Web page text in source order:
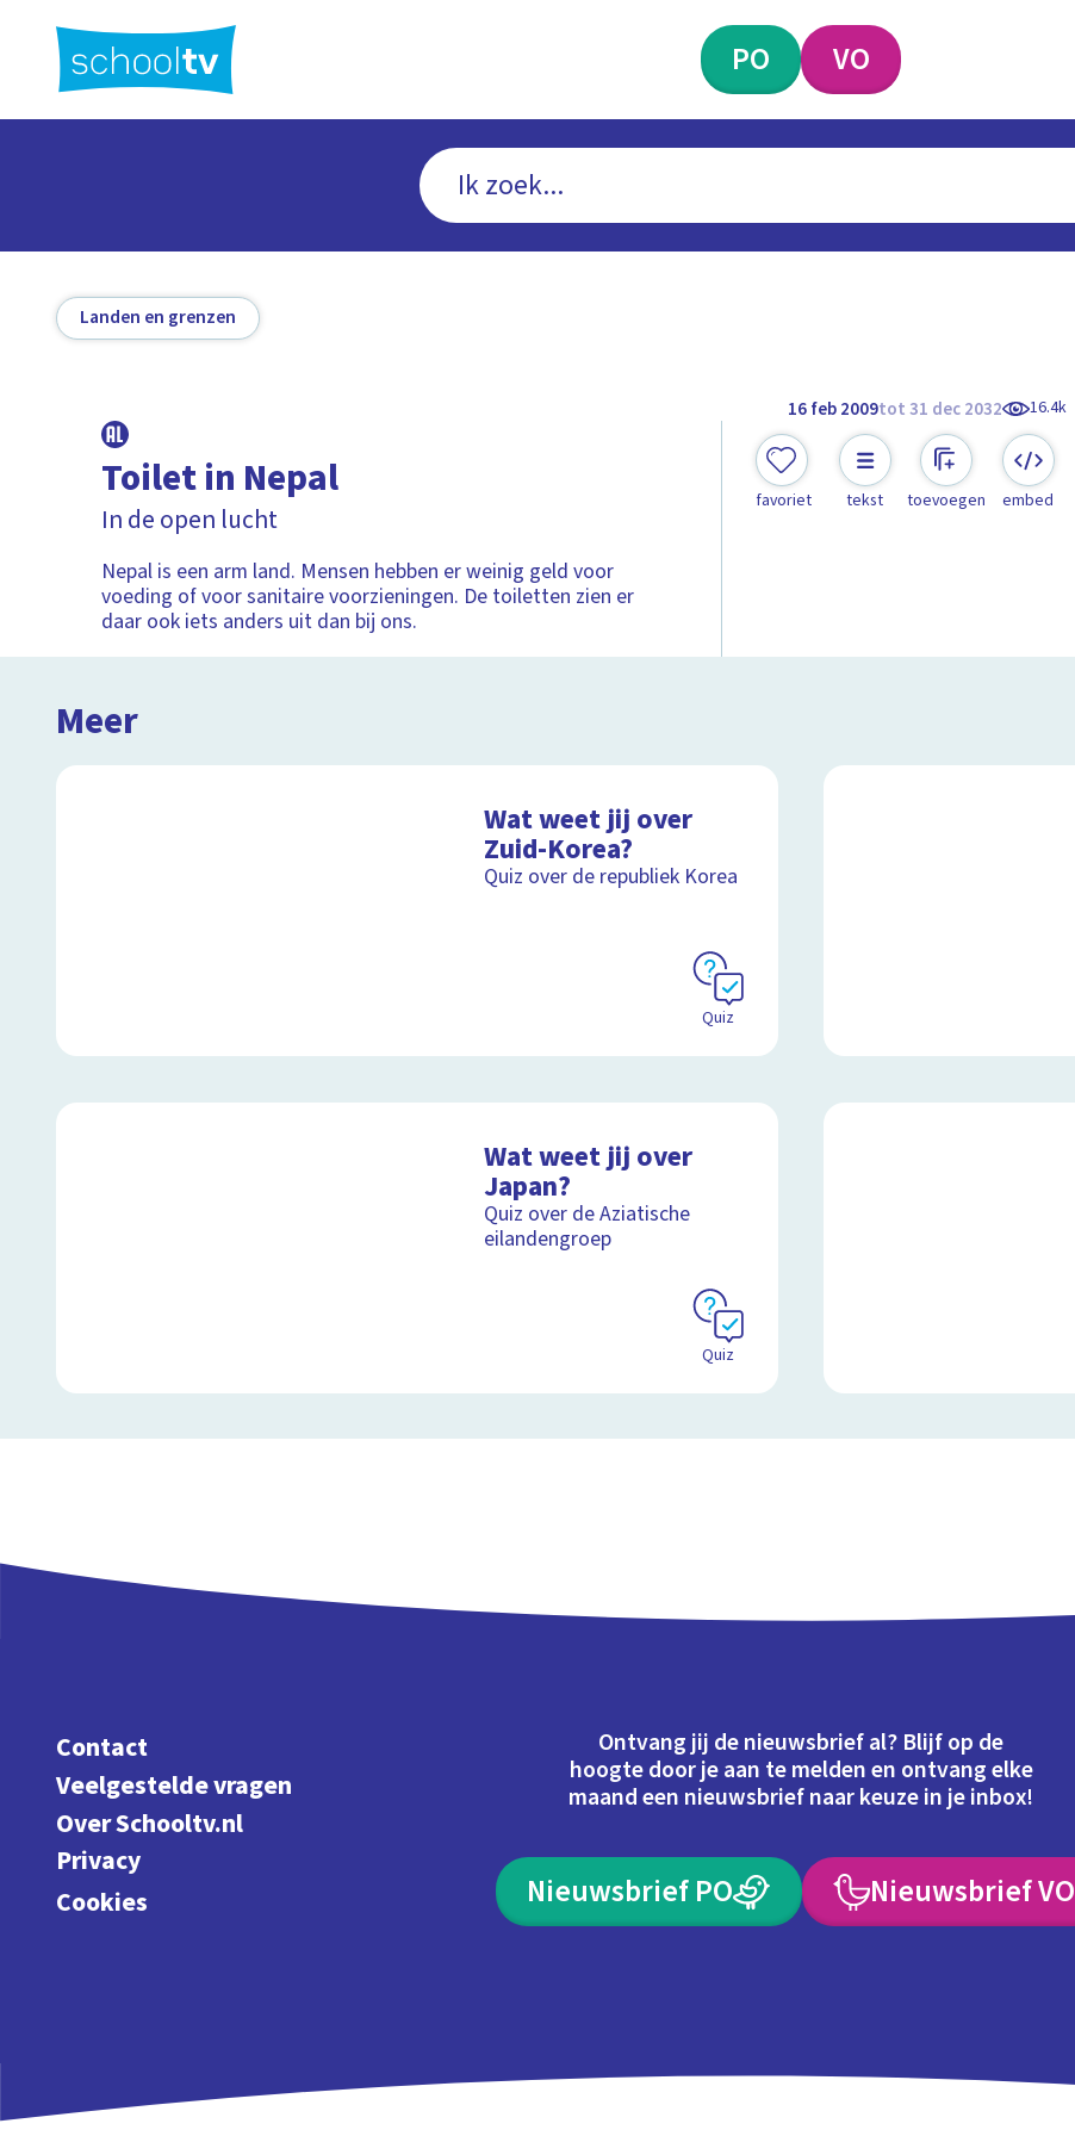
hoofdinhoud
PO VO
Landen en grenzen
16 feb 2009tot 31 dec 2032 16.4k
Toilet in Nepal
In de open lucht
Nepal is een arm land. Mensen hebben er weinig geld voor
voeding of voor sanitaire voorzieningen. De toiletten zien er
daar ook iets anders uit dan bij ons.
favoriet tekst toevoegen embed
Meer
Wat weet jij over
Zuid-Korea?
Quiz over de republiek Korea
Quiz
Wat weet jij over
Japan?
Quiz over de Aziatische
eilandengroep
Quiz
Contact
Veelgestelde vragen
Over Schooltv.nl
Privacy
Cookies
Ontvang jij de nieuwsbrief al? Blijf op de
hoogte door je aan te melden en ontvang elke
maand een nieuwsbrief naar keuze in je inbox!
Nieuwsbrief PO Nieuwsbrief VO